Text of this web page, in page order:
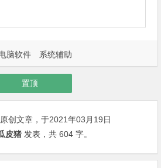
脑软件 系统辅助
置顶
创文章，于2021年03月19日
皮猪 发表，共 604 字。